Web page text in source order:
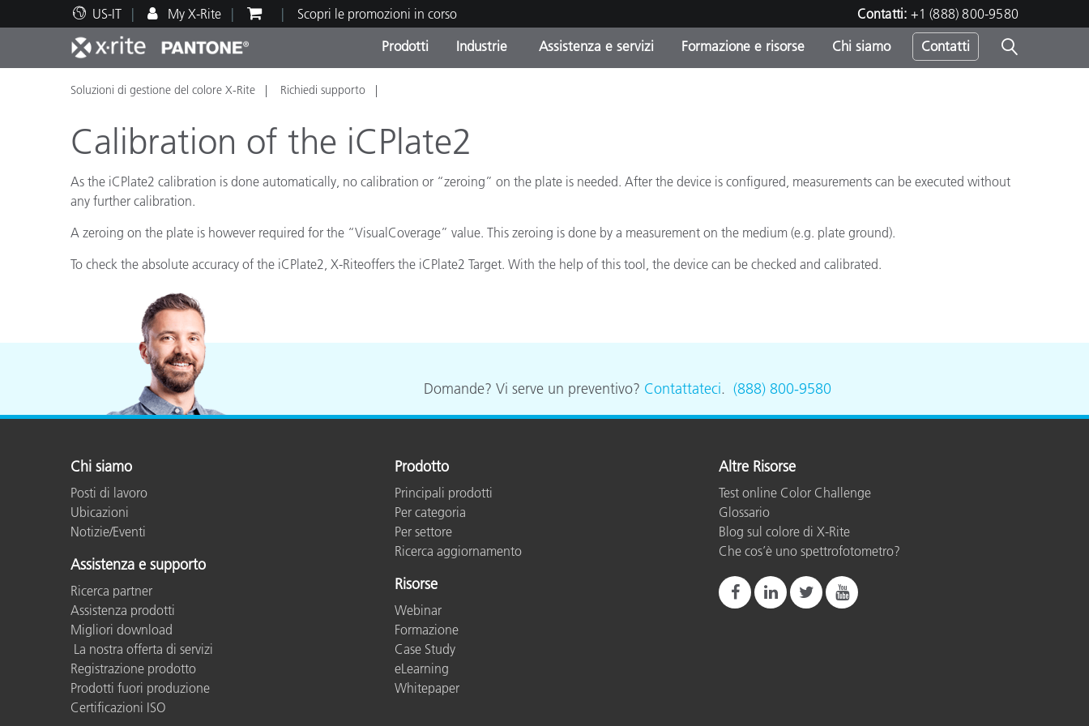
US-IT My X-Rite Scopri le promozioni in corso Contatti: +1 (888) 800-9580
Prodotti
Principali prodotti Categorie di Prodotto
Online Store
Industrie
Stampa e Packaging
Automotive
Vernici e Rivestimenti
Produttori di Cosmetici
Carta
Assistenza e servizi
Supporto tecnico Assistenza e manutenzione
Formazione e risorse
Risorse didattiche Formazione
Altre risorse
Chi siamo Contatti
Soluzioni di gestione del colore X-Rite Richiedi supporto
Calibration of the iCPlate2
As the iCPlate2 calibration is done automatically, no calibration or “zeroing” on the plate is needed. After the device is configured, measurements can be executed without
any further calibration.
A zeroing on the plate is however required for the “VisualCoverage” value. This zeroing is done by a measurement on the medium (e.g. plate ground).
To check the absolute accuracy of the iCPlate2, X-Riteoffers the iCPlate2 Target. With the help of this tool, the device can be checked and calibrated.
Domande? Vi serve un preventivo? Contattateci. (888) 800-9580
Chi siamo
Posti di lavoro
Ubicazioni
Notizie/Eventi
Assistenza e supporto
Ricerca partner
Assistenza prodotti
Migliori download
La nostra offerta di servizi
Registrazione prodotto
Prodotti fuori produzione
Certificazioni ISO
Prodotto
Principali prodotti
Per categoria
Per settore
Ricerca aggiornamento
Risorse
Webinar
Formazione
Case Study
eLearning
Whitepaper
Altre Risorse
Test online Color Challenge
Glossario
Blog sul colore di X-Rite
Che cos’è uno spettrofotometro?